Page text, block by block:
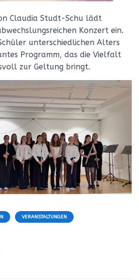
Claudia Studt-Schu lädt
Konzert ein.
unterschiedlichen Alters
Programm, das die Vielfalt
zur Geltung bringt.
VERANSTALTUNGEN